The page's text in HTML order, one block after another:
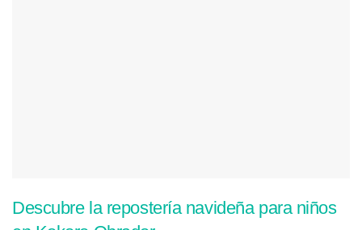
Descubre la repostería navideña para niños